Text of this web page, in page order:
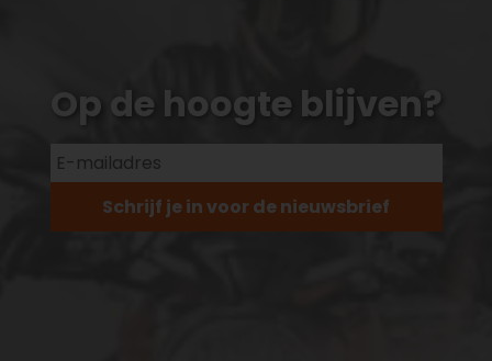
Op de hoogte blijven?
Schrijf je in voor de nieuwsbrief